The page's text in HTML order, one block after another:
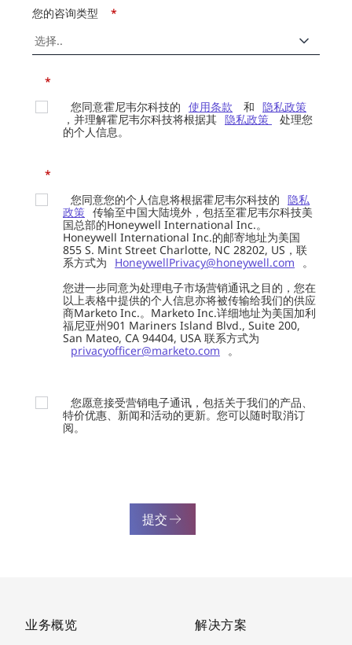
*
您的咨询类型
*
您同意霍尼韦尔科技的 使用条款 和 隐私政策
，并理解霍尼韦尔科技将根据其 隐私政策
处理您
的个人信息。
*
您同意您的个人信息将根据霍尼韦尔科技的 隐私
政策 传输至中国大陆境外，包括至霍尼韦尔科技美
国总部的Honeywell International Inc.。
Honeywell International Inc.的邮寄地址为美国
855 S. Mint Street Charlotte, NC 28202, US，联
系方式为
HoneywellPrivacy@honeywell.com
。
您进一步同意为处理电子市场营销通讯之目的，您在
以上表格中提供的个人信息亦将被传输给我们的供应
商Marketo Inc.。Marketo Inc.详细地址为美国加利
福尼亚州901 Mariners Island Blvd., Suite 200,
San Mateo, CA 94404, USA 联系方式为
privacyofficer@marketo.com
。
您愿意接受营销电子通讯，包括关于我们的产品、
特价优惠、新闻和活动的更新。您可以随时取消订
阅。
提交
业务概览
解决方案